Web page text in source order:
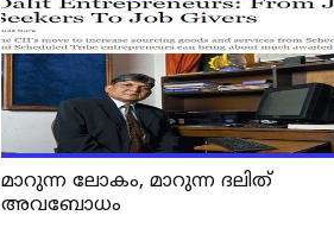
മാറുന്ന ലോകം, മാറുന്ന ദലിത്
അവബോധം